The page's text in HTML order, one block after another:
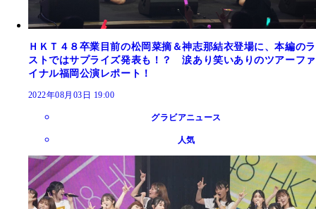
ＨＫＴ４８卒業目前の松岡菜摘＆神志那結衣登場に、本編のラ
ストではサプライズ発表も！？ 涙あり笑いありのツアーファ
イナル福岡公演レポート！
2022年08月03日 19:00
グラビアニュース
人気